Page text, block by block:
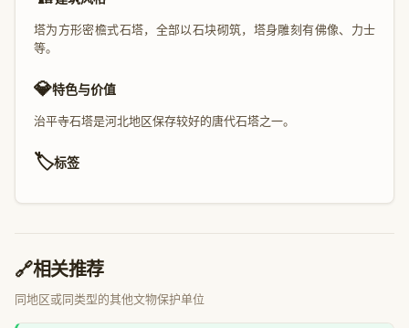
塔为方形密檐式石塔，全部以石块砌筑，塔身雕刻有佛像、力士
等。
💎特色与价值
治平寺石塔是河北地区保存较好的唐代石塔之一。
🏷️标签
🔗相关推荐
同地区或同类型的其他文物保护单位